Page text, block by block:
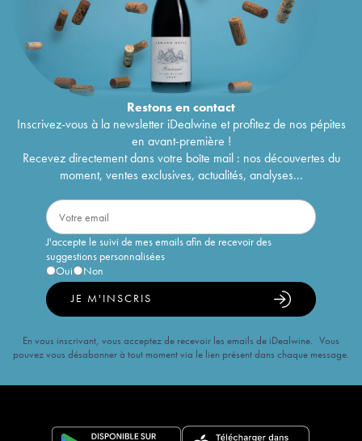
Restons encontact
Inscrivez-vous à la newsletter iDealwine et profitez de nos pépites
en avant-première !
Recevez directement dans votre boîte mail : nos découvertes du
moment, ventes exclusives, actualités, analyses...
J'accepte le suivi de mes emails afin de recevoir des
suggestions personnalisées
Oui
Non
JE M'INSCRIS
En vous inscrivant, vous acceptez de recevoir les emails de iDealwine. Vous
pouvez vous désabonner à tout moment via le lien présent dans chaque message.